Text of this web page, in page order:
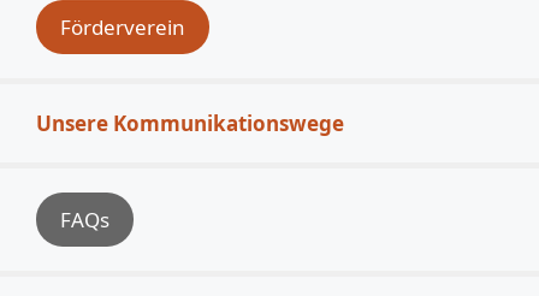
Förderverein
Unsere Kommunikationswege
FAQs